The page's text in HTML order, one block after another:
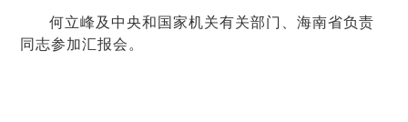
何立峰及中央和国家机关有关部门、海南省负责
同志参加汇报会。